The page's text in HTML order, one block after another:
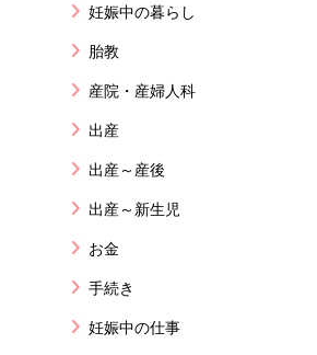
妊娠中の暮らし
胎教
産院・産婦人科
出産
出産～産後
出産～新生児
お金
手続き
妊娠中の仕事